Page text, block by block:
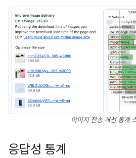
이미지 전송 개선 통계
응답성 통계